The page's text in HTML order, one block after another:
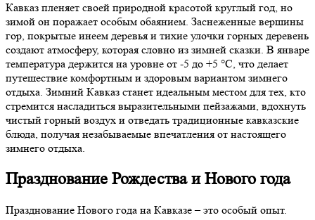
Кавказ пленяет своей природной красотой круглый год, но
зимой он поражает особым обаянием. Заснеженные вершины
гор, покрытые инеем деревья и тихие улочки горных деревень
создают атмосферу, которая словно из зимней сказки. В январе
температура держится на уровне от -5 до +5 °C, что делает
путешествие комфортным и здоровым вариантом зимнего
отдыха. Зимний Кавказ станет идеальным местом для тех, кто
стремится насладиться выразительными пейзажами, вдохнуть
чистый горный воздух и отведать традиционные кавказские
блюда, получая незабываемые впечатления от настоящего
зимнего отдыха.
Празднование Рождества и Нового года
Празднование Нового года на Кавказе – это особый опыт.